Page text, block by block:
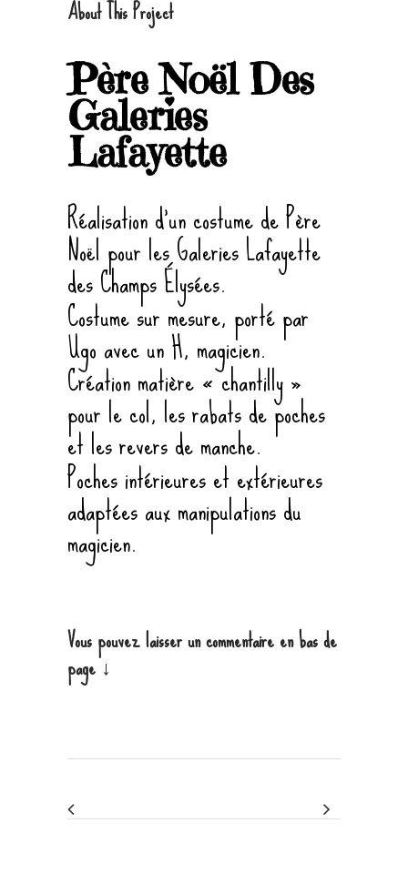
About This Project
Père Noël Des
Galeries
Lafayette
Réalisation d’un costume de Père
Noël pour les Galeries Lafayette
des Champs Élysées.
Costume sur mesure, porté par
Ugo avec un H, magicien.
Création matière « chantilly »
pour le col, les rabats de poches
et les revers de manche.
Poches intérieures et extérieures
adaptées aux manipulations du
magicien.
Vous pouvez laisser un commentaire en bas de
page ↓